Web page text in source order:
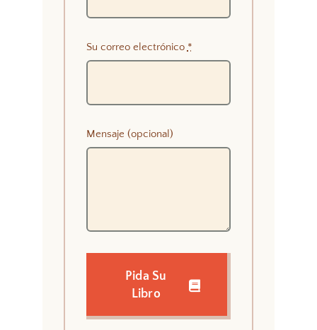
Su correo electrónico *
Mensaje (opcional)
Pida Su
Libro